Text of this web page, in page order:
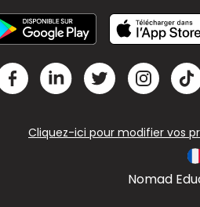
Cliquez-ici pour modifier vos
Nomad